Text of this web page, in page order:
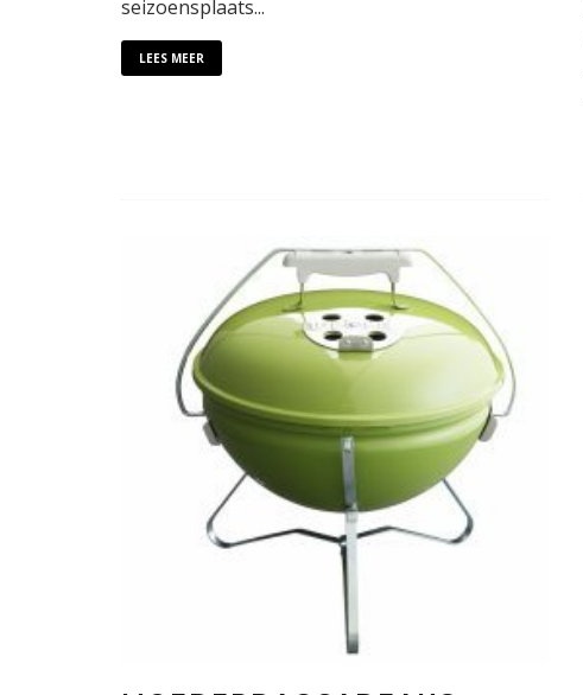
seizoensplaats...
LEES MEER